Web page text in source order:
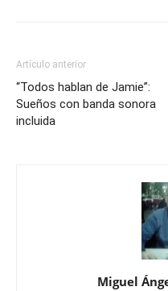
Artículo anterior
“Todos hablan de Jamie”:
Sueños con banda sonora
incluida
Miguel